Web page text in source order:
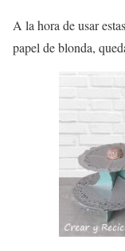
A la hora de usar
papel de blonda,